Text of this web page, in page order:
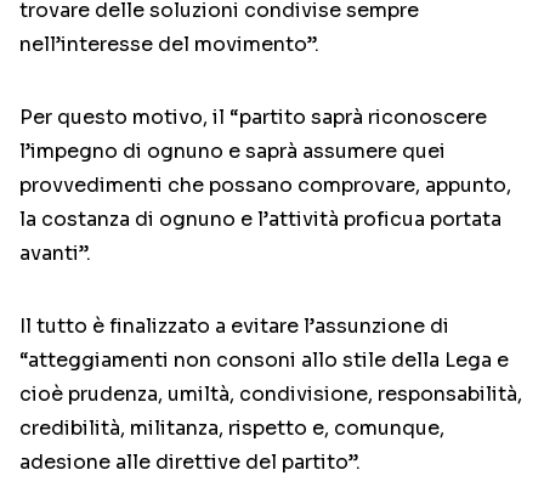
trovare delle soluzioni condivise sempre
nell’interesse del movimento”.
Per questo motivo, il “partito saprà riconoscere
l’impegno di ognuno e saprà assumere quei
provvedimenti che possano comprovare, appunto,
la costanza di ognuno e l’attività proficua portata
avanti”.
Il tutto è finalizzato a evitare l’assunzione di
“atteggiamenti non consoni allo stile della Lega e
cioè prudenza, umiltà, condivisione, responsabilità,
credibilità, militanza, rispetto e, comunque,
adesione alle direttive del partito”.